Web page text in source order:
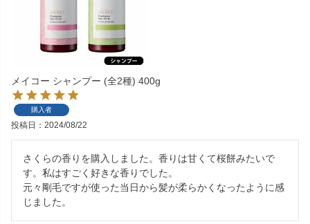
メイコー シャンプー (全2種) 400g
購入者
投稿日 2024/08/22
さくらの香りを購入しました。香りは甘くて桜餅みたいで
す。私はすごく好きな香りでした。
元々剛毛ですが使った当日から髪が柔らかくなったように感
じました。